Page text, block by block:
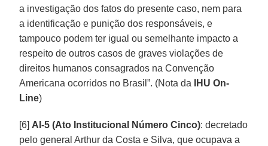
a investigação dos fatos do presente caso, nem para
a identificação e punição dos responsáveis, e
tampouco podem ter igual ou semelhante impacto a
respeito de outros casos de graves violações de
direitos humanos consagrados na Convenção
Americana ocorridos no Brasil”. (Nota da
IHU On-
Line)
[6] AI-5 (Ato Institucional Número Cinco): decretado
pelo general Arthur da Costa e Silva, que ocupava a